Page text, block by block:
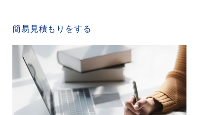
簡易見積もりをする